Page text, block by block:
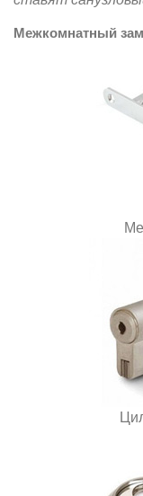
Межкомнатный